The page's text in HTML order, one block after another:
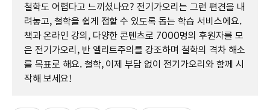
철학도 어렵다고 느끼셨나요? 전기가오리는 그런 편견을 내
려놓고, 철학을 쉽게 접할 수 있도록 돕는 학습 서비스에요.
책과 온라인 강의, 다양한 콘텐츠로 7000명의 후원자를 모
은 전기가오리, 반 엘리트주의를 강조하며 철학의 격차 해소
를 목표로 해요. 철학, 이제 부담 없이 전기가오리와 함께 시
작해 보세요!